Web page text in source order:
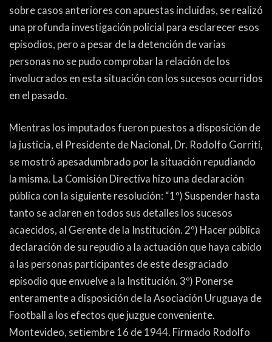
sobre casos anteriores con apuestas incluidas, se realizó
una profunda investigación policial para esclarecer esos
episodios, pero a pesar de la detención de varias
personas no se pudo comprobar la relación de los
involucrados en esta situación con los sucesos ocurridos
en el pasado.
Mientras los imputados fueron puestos a disposición de
la justicia, el Presidente de Nacional, Dr. Rodolfo Gorriti,
se mostró apesadumbrado por la situación repudiando
la misma. La Comisión Directiva hizo una declaración
pública con la siguiente resolución: “1º) Suspender hasta
tanto se aclaren en todos sus detalles los sucesos
acaecidos, al Gerente de la Institución. 2º) Hacer pública
declaración de su repudio a la actuación que haya cabido
a las personas participantes de este desgraciado
episodio que envuelve a la Institución. 3º) Ponerse
enteramente a disposición de la Asociación Uruguaya de
Football a los efectos que juzgue conveniente.
Montevideo, setiembre 16 de 1944. Firmado Rodolfo